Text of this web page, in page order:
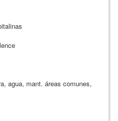
agua, mant. áreas comunes,